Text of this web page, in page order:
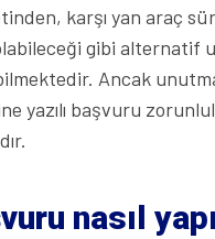
karşı yan araç
gibi alternatif
Ancak
yazılı başvuru
nasıl